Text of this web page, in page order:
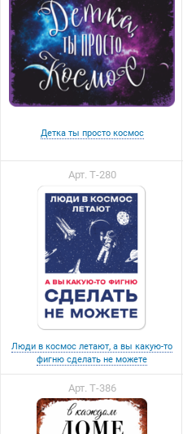
Детка ты просто космос
Арт. Т-280
Люди в космос летают, а вы какую-то
фигню сделать не можете
Арт. Т-386